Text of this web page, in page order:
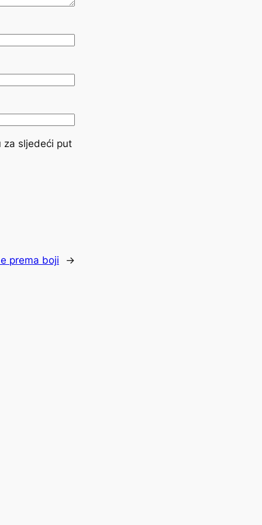
za sljedeći put
prema boji →